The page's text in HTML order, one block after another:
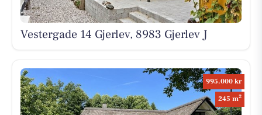
Vestergade 14 Gjerlev, 8983 Gjerlev J
995.000 kr
245 m2